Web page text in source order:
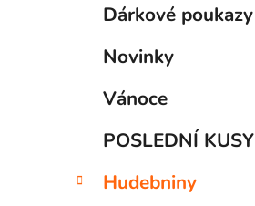
Dárkové poukazy
Novinky
Vánoce
POSLEDNÍ KUSY
Hudebniny